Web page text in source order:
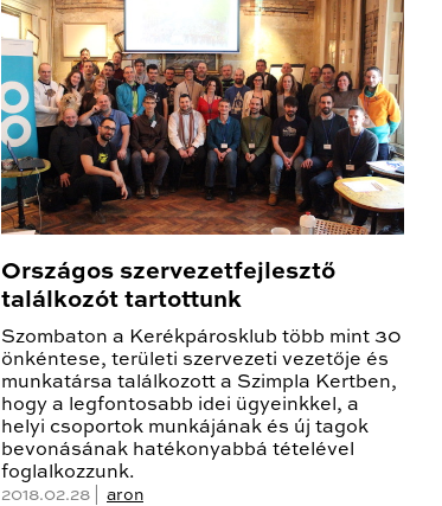
Országos szervezetfejlesztő
találkozót tartottunk
Szombaton a Kerékpárosklub több mint 30
önkéntese, területi szervezeti vezetője és
munkatársa találkozott a Szimpla Kertben,
hogy a legfontosabb idei ügyeinkkel, a
helyi csoportok munkájának és új tagok
bevonásának hatékonyabbá tételével
foglalkozzunk.
2018.02.28 | aron